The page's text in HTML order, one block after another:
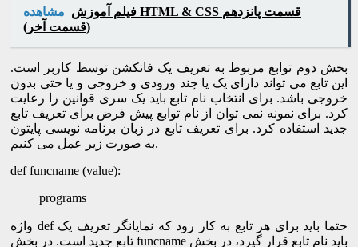
مشاهده فیلم آموزش HTML & CSS قسمت پانزدهم
(قسمت آخر)
بخش دوم توابع مربوط به تعریف یک فانکشن توسط کاربر است.
این تابع می تواند دارای یک یا چند ورودی و خروجی و یا حتی بدون
خروجی باشد. برای انتخاب نام تابع باید یک سری قوانین را رعایت
کرد. برای نمونه نمی توان از نام توابع پیش فرض برای تعریف تابع
جدید استفاده کرد. برای تعریف تابع در زبان برنامه نویسی پایتون
به صورت زیر عمل می کنیم.
def funcname (value):
programs
واژه def حتما باید برای هر تابع به کار رود که نمایانگر تعریف یک
تابع جدید است. در بخش funcname باید نام تابع قرار گیرد، در بخش